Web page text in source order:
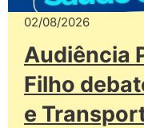
02/08/2026
Audiência
Filho
e